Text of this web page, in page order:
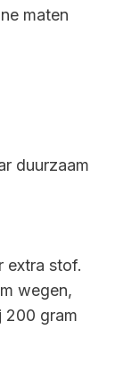
maten
duurzaam
extra stof.
wegen,
200 gram